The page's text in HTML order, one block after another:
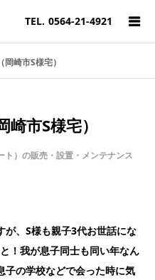
TEL. 0564-21-4921
崎市S様宅）
市S様宅）
ト）の販売・設置・メンテナンス
、S様も親子3代お世話にな
！我が息子同士も同い年なん
子の学校などで会った時に気